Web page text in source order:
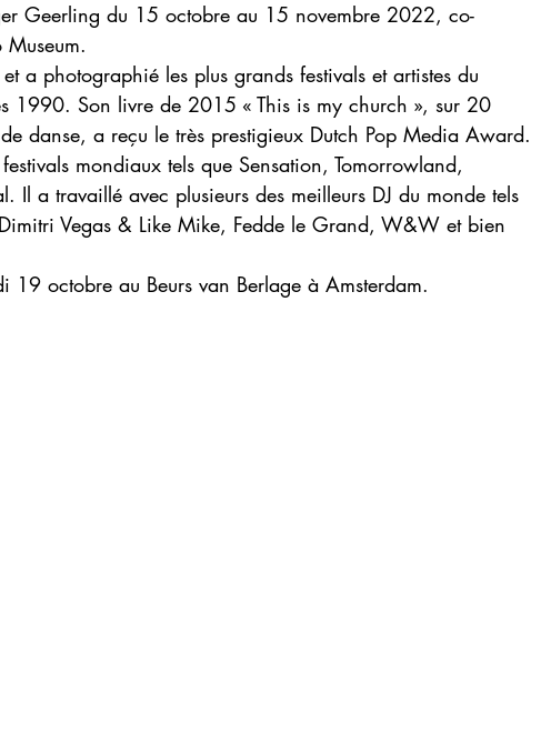
Geerling du 15 octobre au 15 novembre 2022, co-
a photographié les plus grands festivals et artistes du
1990. Son livre de 2015 « This is my church », sur 20
danse, a reçu le très prestigieux Dutch Pop Media Award.
mondiaux tels que Sensation, Tomorrowland,
Il a travaillé avec plusieurs des meilleurs DJ du monde tels
Vegas & Like Mike, Fedde le Grand, W&W et bien
19 octobre au Beurs van Berlage à Amsterdam.